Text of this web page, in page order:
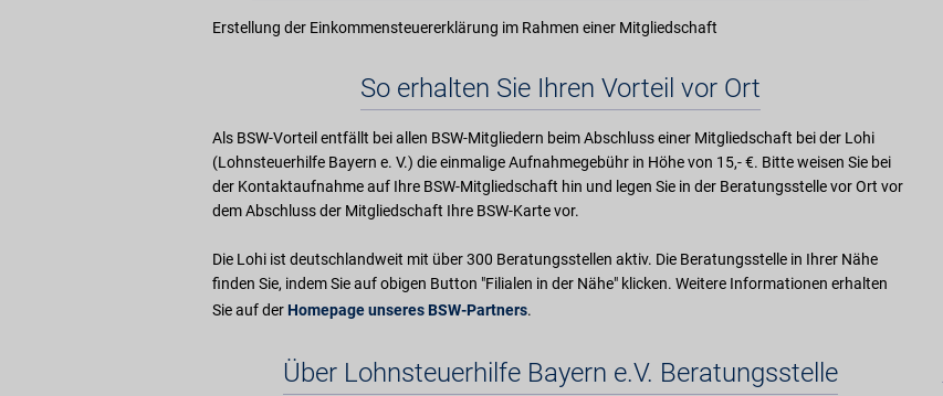
Erstellung der Einkommensteuererklärung im Rahmen einer Mitgliedschaft
So erhalten Sie Ihren Vorteil vor Ort
Als BSW-Vorteil entfällt bei allen BSW-Mitgliedern beim Abschluss einer Mitgliedschaft bei der Lohi
(Lohnsteuerhilfe Bayern e. V.) die einmalige Aufnahmegebühr in Höhe von 15,- €. Bitte weisen Sie bei
der Kontaktaufnahme auf Ihre BSW-Mitgliedschaft hin und legen Sie in der Beratungsstelle vor Ort vor
dem Abschluss der Mitgliedschaft Ihre BSW-Karte vor.
Die Lohi ist deutschlandweit mit über 300 Beratungsstellen aktiv. Die Beratungsstelle in Ihrer Nähe
finden Sie, indem Sie auf obigen Button "Filialen in der Nähe" klicken. Weitere Informationen erhalten
Sie auf der Homepage unseres BSW-Partners.
Über Lohnsteuerhilfe Bayern e.V. Beratungsstelle